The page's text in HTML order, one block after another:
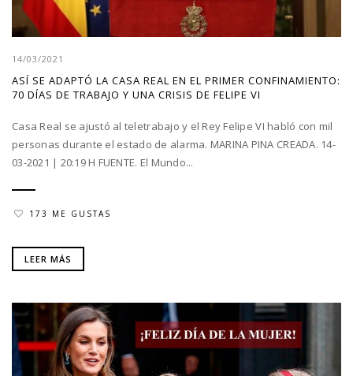
14/03/2021
ASÍ SE ADAPTÓ LA CASA REAL EN EL PRIMER CONFINAMIENTO:
70 DÍAS DE TRABAJO Y UNA CRISIS DE FELIPE VI
Casa Real se ajustó al teletrabajo y el Rey Felipe VI habló con mil
personas durante el estado de alarma. MARINA PINA CREADA. 14-
03-2021 | 20:19 H FUENTE. El Mundo...
173 ME GUSTAS
LEER MÁS